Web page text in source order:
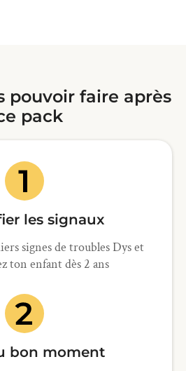
pouvoir faire après
pack
les signaux
signes de troubles Dys et
ton enfant dès 2 ans
bon moment